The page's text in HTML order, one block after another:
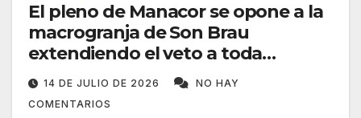
El pleno de Manacor se opone a la
macrogranja de Son Brau
extendiendo el veto a toda
Mallorca
14 DE JULIO DE 2026
NO HAY
COMENTARIOS